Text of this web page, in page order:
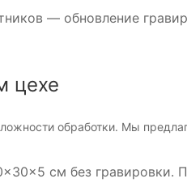
— обновление
цехе
обработки. Мы
см без гравировки.